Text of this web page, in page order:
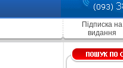
Підписка на
видання